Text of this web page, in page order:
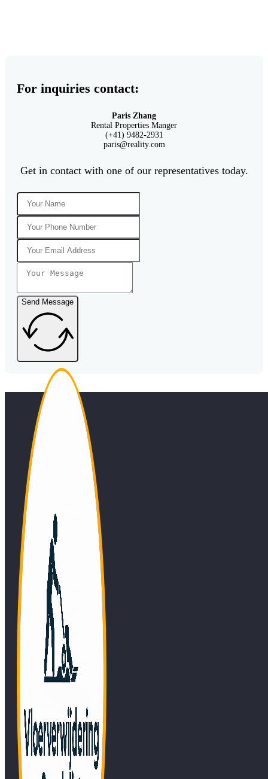
For inquiries contact:
Paris Zhang
Rental Properties Manger
(+41) 9482-2931
paris@reality.com
Get in contact with one of our representatives today.
Send Message